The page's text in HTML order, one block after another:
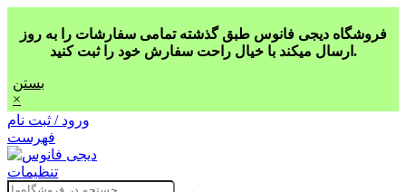
فروشگاه دیجی فانوس طبق گذشته تمامی سفارشات را به روز
ارسال میکند با خیال راحت سفارش خود را ثبت کنید.
بستن
×
ورود / ثبت نام
فهرست
تنظیمات